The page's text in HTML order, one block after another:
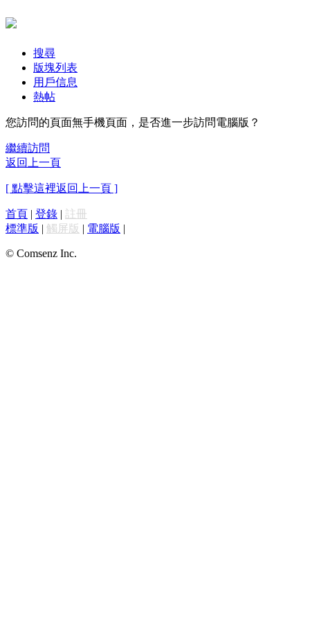
搜尋
版塊列表
用戶信息
熱帖
您訪問的頁面無手機頁面，是否進一步訪問電腦版？
繼續訪問
返回上一頁
[ 點擊這裡返回上一頁 ]
首頁 | 登錄 | 註冊
標準版 | 觸屏版 | 電腦版 |
© Comsenz Inc.